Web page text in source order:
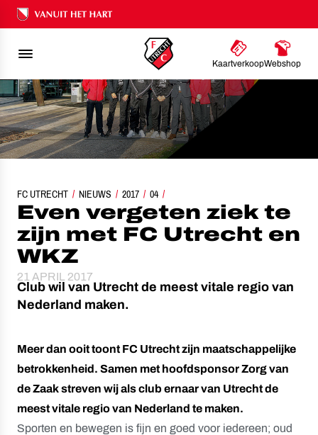
Ons nalatenschap
KaartverkoopWebshop
FC UTRECHT NIEUWS 2017 04
EVEN VERGETEN ZIEK TE ZIJN MET FC UTRECHT EN WKZ
Even vergeten ziek te
zijn met FC Utrecht en
WKZ
21 APRIL 2017
Club wil van Utrecht de meest vitale regio van
Nederland maken.
Meer dan ooit toont FC Utrecht zijn maatschappelijke
betrokkenheid. Samen met hoofdsponsor Zorg van
de Zaak streven wij als club ernaar van Utrecht de
meest vitale regio van Nederland te maken.
Sporten en bewegen is fijn en goed voor iedereen; oud